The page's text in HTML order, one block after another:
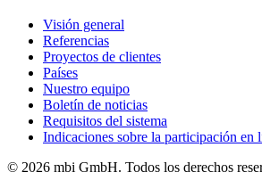
Visión general
Referencias
Proyectos de clientes
Países
Nuestro equipo
Boletín de noticias
Requisitos del sistema
Indicaciones sobre la participación en
© 2026 mbi GmbH. Todos los derechos